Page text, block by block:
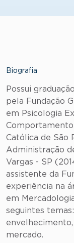
Biografia
Possui
pela Fundação
em Psicologia
Católica de São
Administração
Vargas - SP
assistente da
experiência na
em
seguintes
mercado.